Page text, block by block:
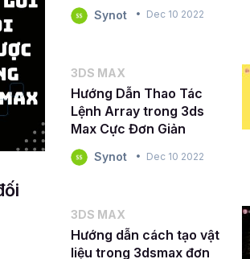
Synot Dec 10 2022
3DS MAX
Hướng Dẫn Thao Tác
Lệnh Array trong 3ds
Max Cực Đơn Giản
Synot Dec 10 2022
3DS MAX
Hướng dẫn cách tạo vật
liệu trong 3dsmax đơn